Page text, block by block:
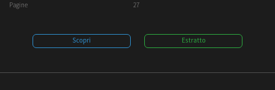
Pagine 27
Scopri Estratto